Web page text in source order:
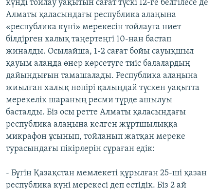
күнді тойлау уақытын сағат түскі 12-ге белгілесе де
Алматы қаласындағы республика алаңына
«республика күні» мерекесін тойлауға ниет
білдірген халық таңертеңгі 10-нан бастап
жиналды. Осылайша, 1-2 сағат бойы сауықшыл
қауым алаңда өнер көрсетуге тиіс балалардың
дайындығын тамашалады. Республика алаңына
жиылған халық нөпірі қалыңдай түскен уақытта
мерекелік шараның ресми түрде ашылуы
басталды. Біз осы ретте Алматы қаласындағы
республика алаңына келген жұртшылыққа
микрафон ұсынып, тойланып жатқан мереке
турасындағы пікірлерін сұраған едік:
- Бүгін Қазақстан мемлекеті құрылған 25-ші қазан
республика күні мерекесі деп естідік. Біз 2 ай